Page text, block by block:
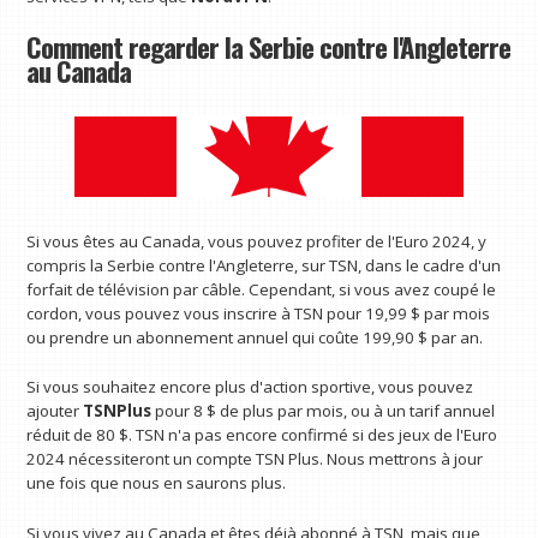
Comment regarder la Serbie contre l'Angleterre
au Canada
Si vous êtes au Canada, vous pouvez profiter de l'Euro 2024, y
compris la Serbie contre l'Angleterre, sur TSN, dans le cadre d'un
forfait de télévision par câble. Cependant, si vous avez coupé le
cordon, vous pouvez vous inscrire à TSN pour 19,99 $ par mois
ou prendre un abonnement annuel qui coûte 199,90 $ par an.
Si vous souhaitez encore plus d'action sportive, vous pouvez
ajouter TSNPluspour 8 $ de plus par mois, ou à un tarif annuel
réduit de 80 $. TSN n'a pas encore confirmé si des jeux de l'Euro
2024 nécessiteront un compte TSN Plus. Nous mettrons à jour
une fois que nous en saurons plus.
Si vous vivez au Canada et êtes déjà abonné à TSN, mais que